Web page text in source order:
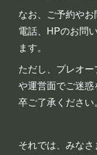
なお、ご予約や
電話、HPのお問
ます。
ただし、プレオ
や運営面でご迷
卒ご了承ください。
それでは、みなさ